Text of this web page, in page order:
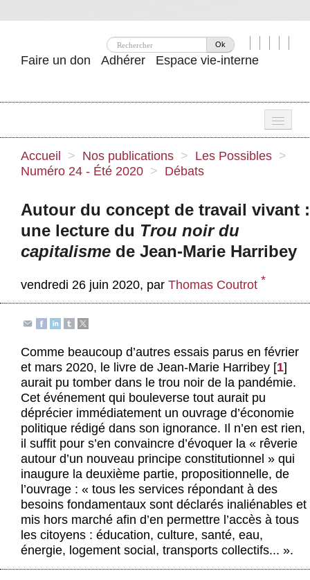
Ok
Faire un don Adhérer Espace vie-interne
Attac ?
Nos idées
Se mobiliser
Publications
Agenda
Actus et médias
Boutique
Accueil > Nos publications > Les Possibles >
Numéro 24 - Été 2020 > Débats
Autour du concept de travail vivant :
une lecture du Trou noir du
capitalisme de Jean-Marie Harribey
vendredi 26 juin 2020, par Thomas Coutrot *
Comme beaucoup d’autres essais parus en février
et mars 2020, le livre de Jean-Marie Harribey [1]
aurait pu tomber dans le trou noir de la pandémie.
Cet événement qui bouleverse tout aurait pu
déprécier immédiatement un ouvrage d’économie
politique rédigé dans son ignorance. Il n’en est rien,
il suffit pour s’en convaincre d’évoquer la « rêverie
autour d’un nouveau principe constitutionnel » qui
inaugure la deuxième partie, propositionnelle, de
l’ouvrage : « tous les services répondant à des
besoins fondamentaux sont déclarés inaliénables et
mis hors marché afin d’en permettre l’accès à tous
les citoyens : éducation, culture, santé, eau,
énergie, logement social, transports collectifs... ».